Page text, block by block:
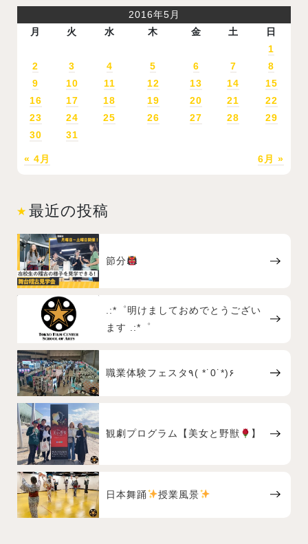
2016年5月
月
火 水 木 金 土 日
« 4月 6月 »
1
2
3 4 5 6 7
8
9
10 11 12 13 14
15
16
17 18 19 20 21
22
23
24 25 26 27 28
29
30
31
最近の投稿
節分
.:*゜明けましておめでとうござい
ます .:*゜
職業体験フェスタ٩( *˙0˙*)۶
観劇プログラム【美女と野獣 】
日本舞踊 授業風景